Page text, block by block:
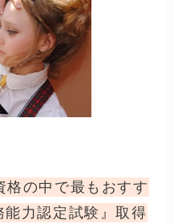
格の中で最もおすす
力認定試験』取得